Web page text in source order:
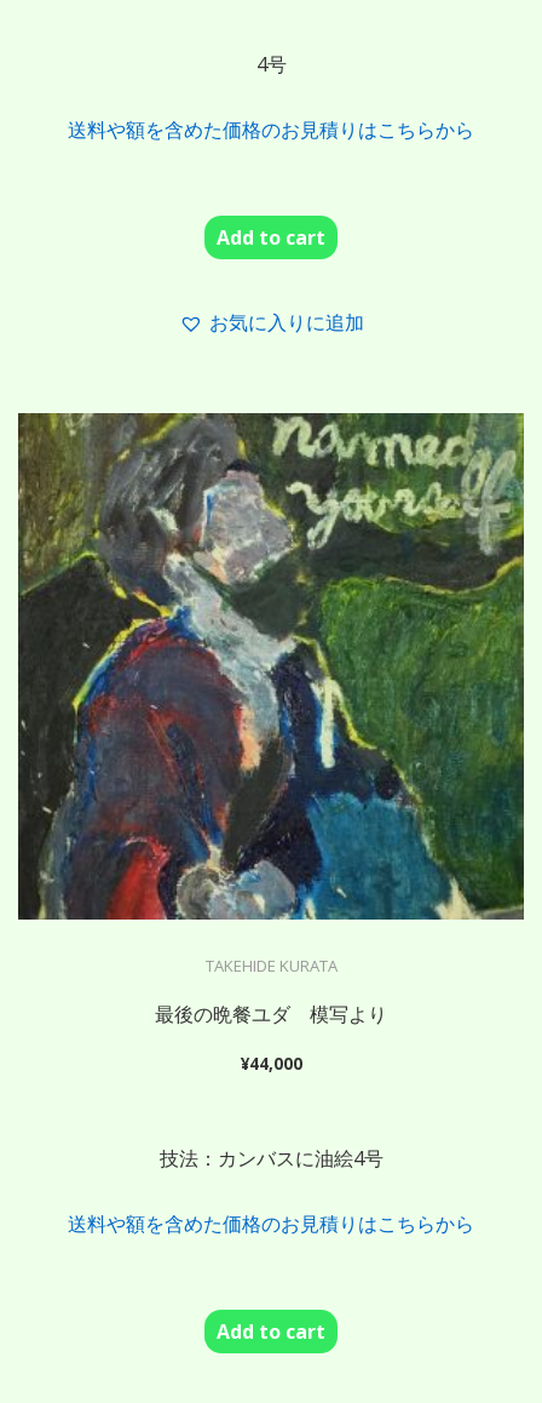
4号
送料や額を含めた価格のお見積りはこちらから
Add to cart
お気に入りに追加
TAKEHIDE KURATA
最後の晩餐ユダ 模写より
¥44,000
技法：カンバスに油絵4号
送料や額を含めた価格のお見積りはこちらから
Add to cart